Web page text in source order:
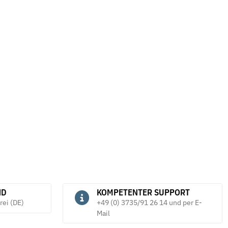
(DE)
KOMPETENTER SUPPORT
+49 (0) 3735/91 26 14 und per E-
Mail